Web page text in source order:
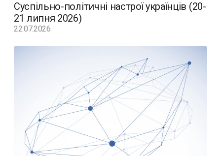
Суспільно-політичні настрої українців (20-
21 липня 2026)
22.07.2026